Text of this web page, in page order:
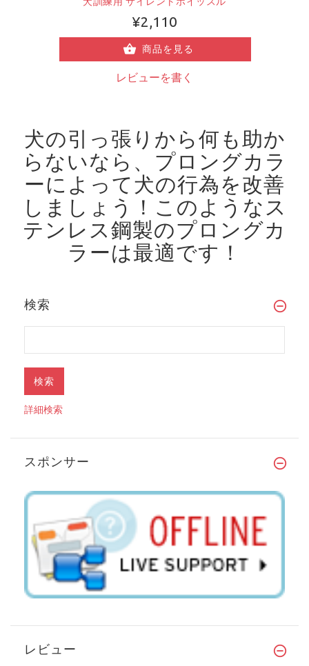
¥2,110
商品を見る
レビューを書く
犬の引っ張りから何も助か
らないなら、プロングカラ
ーによって犬の行為を改善
しましょう！ このようなス
テンレス鋼製のプロングカ
ラーは最適です！
検索
詳細検索
スポンサー
レビュー